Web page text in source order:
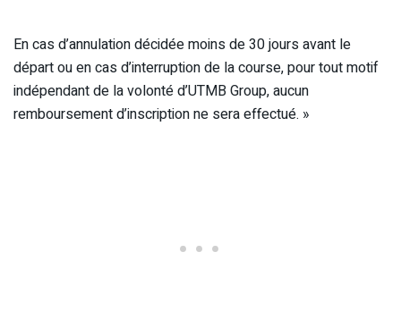
En cas d’annulation décidée moins de 30 jours avant le
départ ou en cas d’interruption de la course, pour tout motif
indépendant de la volonté d’UTMB Group, aucun
remboursement d’inscription ne sera effectué. »